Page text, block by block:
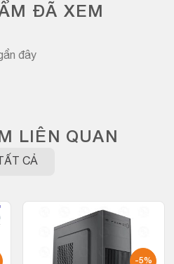
ĐÃ XEM
đây
LIÊN QUAN
TẤT CẢ
-5%